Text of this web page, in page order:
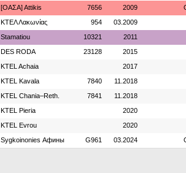
[ΟΑΣΑ] Αttikis 7656 2009
ΚΤΕΛ Λακωνίας 954 03.2009
Stamatiou 10321 2011
DES RODA 23128 2015
KTEL Achaia 2017
KTEL Kavala 7840 11.2018
KTEL Chania–Reth. 7841 11.2018
KTEL Pieria 2020
KTEL Evrou 2020
Sygkoinonies Афины G961 03.2024